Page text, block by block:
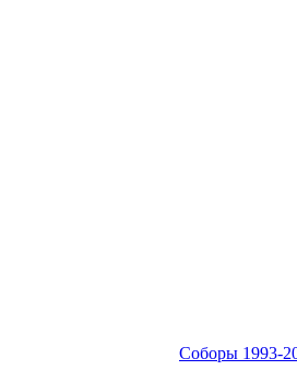
Соборы 1993-